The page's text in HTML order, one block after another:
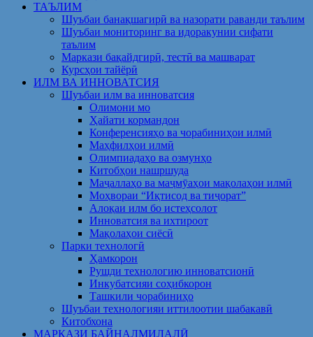
ТАЪЛИМ
Шуъбаи банақшагирӣ ва назорати раванди таълим
Шуъбаи мониторинг ва идоракунии сифати
таълим
Маркази бақайдгирӣ, тестӣ ва машварат
Курсҳои тайёрӣ
ИЛМ ВА ИННОВАТСИЯ
Шуъбаи илм ва инноватсия
Олимони мо
Ҳайати кормандон
Конференсияҳо ва чорабиниҳои илмӣ
Маҳфилҳои илмӣ
Олимпиадаҳо ва озмунҳо
Китобҳои нашршуда
Маҷаллаҳо ва маҷмӯаҳои мақолаҳои илмӣ
Моҳвораи “Иқтисод ва тиҷорат”
Алоқаи илм бо истеҳсолот
Инноватсия ва ихтироот
Мақолаҳои сиёсӣ
Парки технологӣ
Ҳамкорон
Рушди технологию инноватсионӣ
Инкубатсияи соҳибкорон
Ташкили чорабиниҳо
Шуъбаи технологияи иттилоотии шабакавӣ
Китобхона
МАРКАЗИ БАЙНАЛМИЛАЛӢ